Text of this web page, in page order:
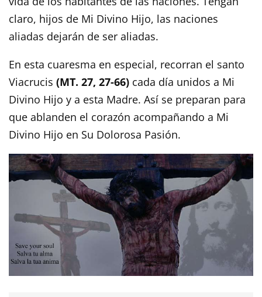
claro, hijos de Mi Divino Hijo, las naciones
aliadas dejarán de ser aliadas.
En esta cuaresma en especial, recorran el santo
Viacrucis (MT. 27, 27-66) cada día unidos a Mi
Divino Hijo y a esta Madre. Así se preparan para
que ablanden el corazón acompañando a Mi
Divino Hijo en Su Dolorosa Pasión.